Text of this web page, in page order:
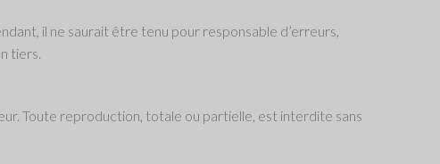
il ne saurait être tenu pour responsable d’erreurs,
tiers.
Toute reproduction, totale ou partielle, est interdite sans